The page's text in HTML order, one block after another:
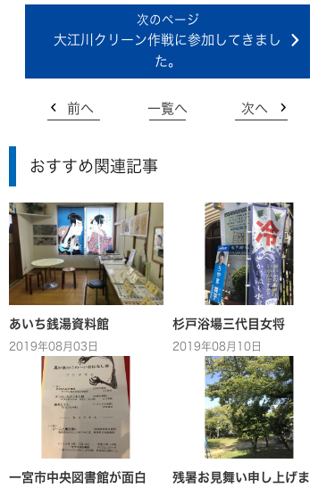
大江川クリーン作戦に参加してきまし
た。
前へ 一覧へ 次へ
おすすめ関連記事
あいち銭湯資料館
2019年08月03日
杉戸浴場三代目女将
2019年08月10日
一宮市中央図書館が面白
残暑お見舞い申し上げま